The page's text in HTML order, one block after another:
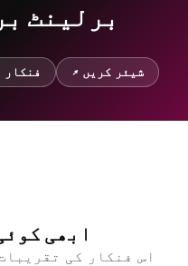
برلینٹ
♡ ↗ شیئر کریں
ابھی
اس فنکار کی